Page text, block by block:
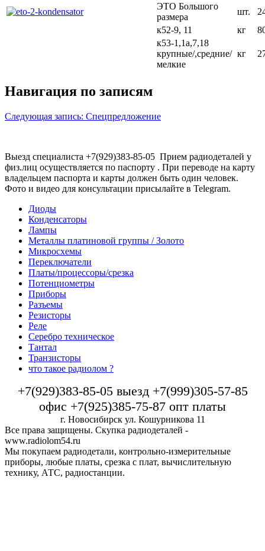
ЭТО Большого
размера
шт.
к52-9, 11
кг
к53-1,1а,7,18
крупные/,средние/
мелкие
кг
Навигация по записям
Следующая запись: Спецпредложение
Выезд специалиста +7(929)383-85-05 Прием радиодеталей у
физ.лиц осуществляется по паспорту . При переводе на карту
владельцем паспорта и карты должен быть один человек.
Фото и видео для консультации присылайте в Telegram.
Диоды
Конденсаторы
Лампы
Металлы платиновой группы / Золото
Микросхемы
Переключатели
Платы/процессоры/срезка
Потенциометры
Приборы
Разъемы
Резисторы
Реле
Серебро техническое
Тантал
Транзисторы
что такое радиолом ?
+7(929)383-85-05 выезд +7(999)305-57-85
офис +7(925)385-75-87 опт платы
г. Новосибирск ул. Кошурникова 11
Все права защищены. Скупка радиодеталей -
www.radiolom54.ru
Мы покупаем радиодетали, контрольно-измерительные
приборы, любые платы, срезка с плат, вычислительную
технику, АТС, радиостанции.